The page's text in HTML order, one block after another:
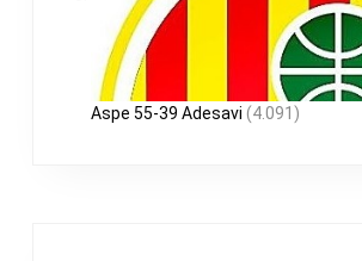
Aspe 55-39 Adesavi (4.091)